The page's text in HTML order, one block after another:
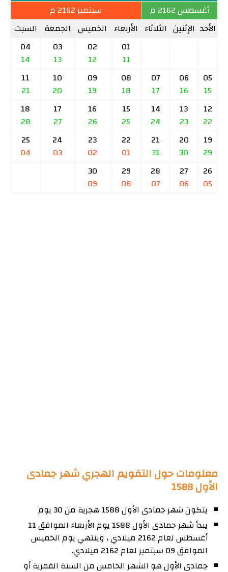
أغسطس 2162 م
سبتمبر 2162 م
الأحد الإثنين الثلاثاء الأربعاء الخميس الجمعة السبت
01
11
02
12
03
13
04
14
05
15
06
16
07
17
08
18
09
19
10
20
11
21
12
22
13
23
14
24
15
25
16
26
17
27
18
28
19
29
20
30
21
31
22
01
23
02
24
03
25
04
26
05
27
06
28
07
29
08
30
09
معلومات حول التقويم الهجري شهر جمادى
الأول 1588
يتكون شهر جمادى الأول 1588 هجرية من 30 يوم
يبدأ شهر جمادى الأول 1588 يوم الأربعاء الموافق 11
أغسطس لعام 2162 ميلادي ، وينتهي يوم الخميس
الموافق 09 سبتمبر لعام 2162 ميلادي.
جمادى الأول هو الشهر الخامس من السنة القمرية أو